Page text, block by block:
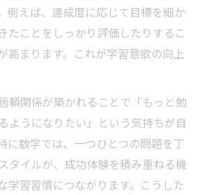
例えば、達成度に応じて目標を細か
たことをしっかり評価したりするこ
高まります。これが学習意欲の向上
頼関係が築かれることで「もっと勉
ようになりたい」という気持ちが自
に数学では、一つひとつの問題を丁
タイルが、成功体験を積み重ねる機
学習習慣につながります。こうした